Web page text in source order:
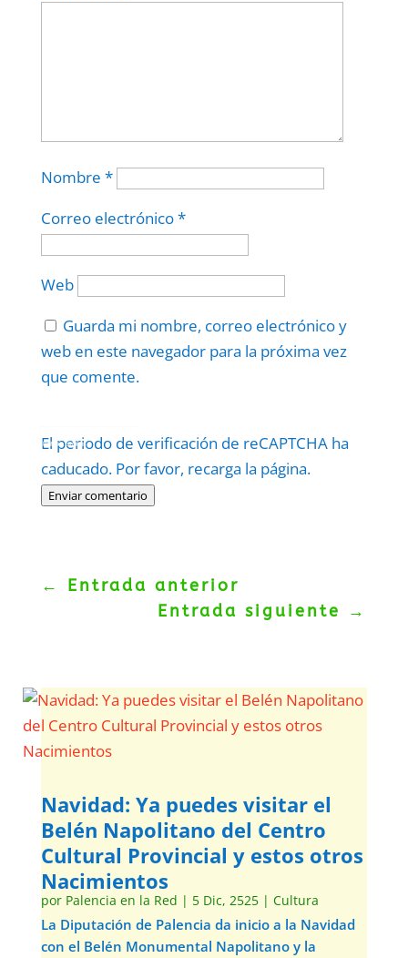
Nombre *
Correo electrónico*
Web
Guarda mi nombre, correo electrónico y
web en este navegador para la próxima vez
que comente.
El periodo de verificación de reCAPTCHA ha
caducado. Por favor, recarga la página.
Enviar comentario
Politica–Términos.
← Entrada anterior
Entrada siguiente
→
Navidad: Ya puedes visitar el
Belén Napolitano del Centro
Cultural Provincial y estos otros
Nacimientos
por Palencia en la Red | 5 Dic, 2525| Cultura
La Diputación de Palencia da inicio a la Navidad
con el Belén Monumental Napolitano y la